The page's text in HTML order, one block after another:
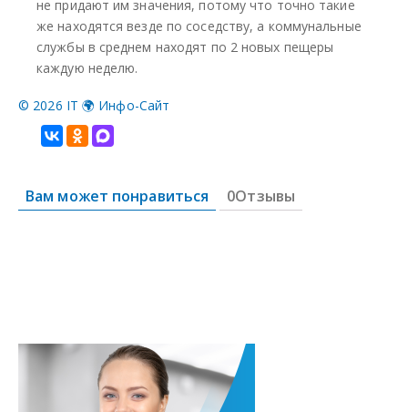
© 2026 IT 🌍 Инфо-Сайт
Вам может понравиться 0Отзывы